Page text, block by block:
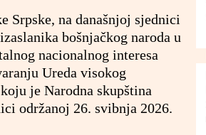
Srpske, na današnjoj sjednici
bošnjačkog naroda u
nacionalnog interesa
Ureda visokog
je Narodna skupština
održanoj 26. svibnja 2026.